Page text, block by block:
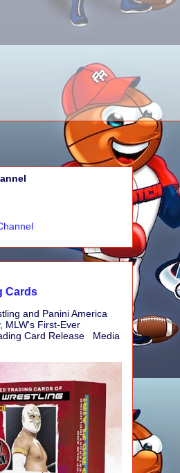
Cards
and Panini America
MLW's First-Ever
Card Release Media